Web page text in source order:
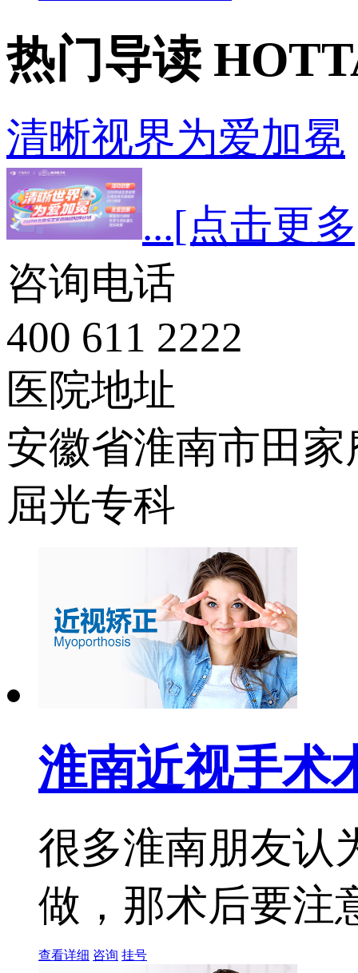
热门导读
清晰视界为爱加冕
...[点击更
咨询电话
400 611 2222
医院地址
安徽省淮南市田
屈光专科
淮南近视手术
很多淮南朋友认
做，那术后要注
查看详细 咨询 挂号